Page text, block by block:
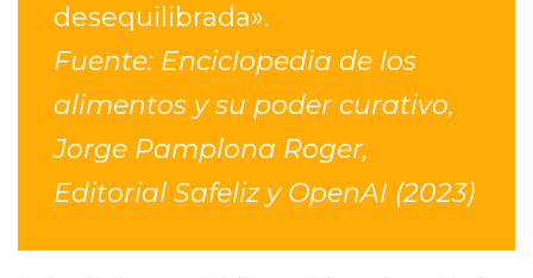
desequilibrada».
Fuente: Enciclopedia de los
alimentos y su poder curativo,
Jorge Pamplona Roger,
Editorial Safeliz y OpenAI (2023)